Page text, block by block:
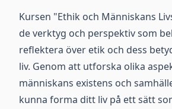
Kursen "Ethik och Människans
de verktyg och perspektiv som
reflektera över etik och dess
liv. Genom att utforska olika
människans existens och
kunna forma ditt liv på ett sätt